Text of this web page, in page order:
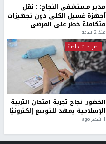
مدير مستشفى النجاح: : نقل
أجهزة غسيل الكلى دون تجهيزات
متكاملة خطر على المرضى
منذ 2 ساعة
تصريحات خاصة
الخضور: نجاح تجربة امتحان التربية
الإسلامية يمهد للتوسع إلكترونيًا
1 شهر ago